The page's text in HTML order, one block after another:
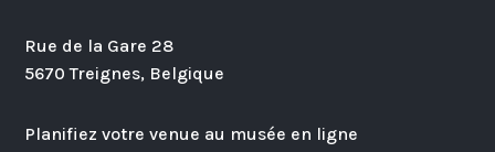
Rue de la Gare 28
5670 Treignes, Belgique
Planifiez votre venue au musée en ligne